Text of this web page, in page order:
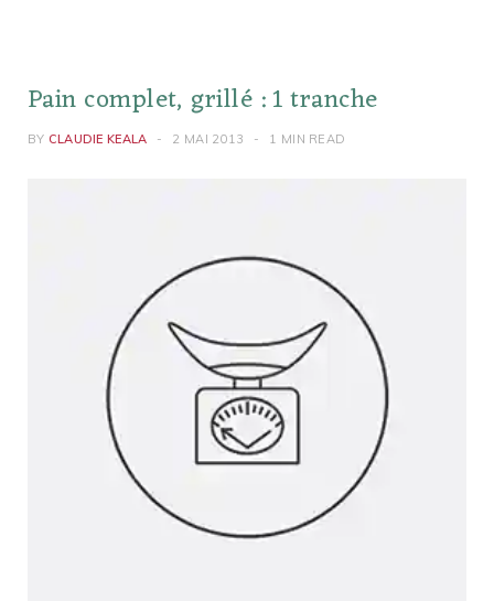
Pain complet, grillé : 1 tranche
BY CLAUDIE KEALA 2 MAI 2013 1 MIN READ